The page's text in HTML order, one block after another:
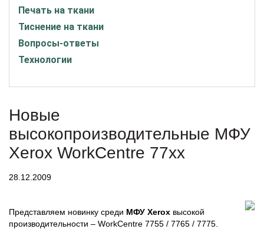
Печать на ткани
Тиснение на ткани
Вопросы-ответы
Технологии
Новые
высокопроизводительные МФУ
Xerox WorkCentre 77xx
28.12.2009
Представляем новинку среди МФУ Xerox высокой
производительности – WorkCentre 7755 / 7765 / 7775.